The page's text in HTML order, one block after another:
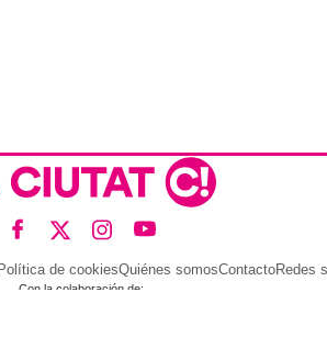
de cookiesQuiénes somosContactoRedes
Con la colaboración de: